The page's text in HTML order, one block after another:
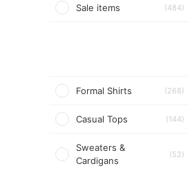
Sale items (484)
Formal Shirts (268)
Casual Tops (144)
Sweaters &
Cardigans
(52)